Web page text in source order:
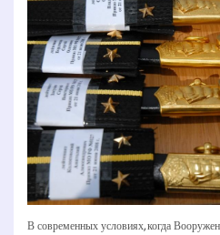
В современных условиях, когда